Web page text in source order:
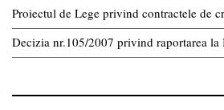
Proiectul de Lege privind contractele de
Decizia nr.105/2007 privind raportarea